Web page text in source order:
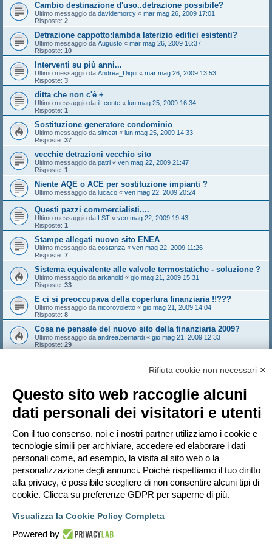
Cambio destinazione d'uso..detrazione possibile?
Ultimo messaggio da davidemorcy « mar mag 26, 2009 17:01
Risposte: 2
Detrazione cappotto:lambda laterizio edifici esistenti?
Ultimo messaggio da Augusto « mar mag 26, 2009 16:37
Risposte: 10
Interventi su più anni...
Ultimo messaggio da Andrea_Diqui « mar mag 26, 2009 13:53
Risposte: 3
ditta che non c'è +
Ultimo messaggio da il_conte « lun mag 25, 2009 16:34
Risposte: 1
Sostituzione generatore condominio
Ultimo messaggio da simcat « lun mag 25, 2009 14:33
Risposte: 37
vecchie detrazioni vecchio sito
Ultimo messaggio da patri « ven mag 22, 2009 21:47
Risposte: 1
Niente AQE o ACE per sostituzione impianti ?
Ultimo messaggio da lucaco « ven mag 22, 2009 20:24
Questi pazzi commercialisti....
Ultimo messaggio da LST « ven mag 22, 2009 19:43
Risposte: 1
Stampe allegati nuovo sito ENEA
Ultimo messaggio da costanza « ven mag 22, 2009 11:26
Risposte: 7
Sistema equivalente alle valvole termostatiche - soluzione ?
Ultimo messaggio da arkanoid « gio mag 21, 2009 15:31
Risposte: 33
E ci si preoccupava della copertura finanziaria !!???
Ultimo messaggio da nicorovoletto « gio mag 21, 2009 14:04
Risposte: 8
Cosa ne pensate del nuovo sito della finanziaria 2009?
Ultimo messaggio da andrea.bernardi « gio mag 21, 2009 12:33
Risposte: 29
gio mag 21, 2009 11:46
Bloccato
827 argomenti Pagina 1di17
1 2 3 4 5 … 17 Prossimo
Vai a
PERMESSI FORUM
Non puoiaprire nuovi argomenti
Non puoirispondere negli argomenti
Non puoi
modificare i tuoi messaggi
Non puoicancellare i tuoi messaggi
Rifiuta cookie non necessari ✕
Questo sito web raccoglie alcuni
dati personali dei visitatori e utenti
Con il tuo consenso, noi e i nostri partner utilizziamo i cookie e
tecnologie simili per archiviare, accedere ed elaborare i dati
personali come, ad esempio, la visita al sito web o la
personalizzazione degli annunci. Poiché rispettiamo il tuo diritto
alla privacy, è possibile scegliere di non consentire alcuni tipi di
cookie. Clicca su preferenze GDPR per saperne di più.
Visualizza la Cookie Policy Completa
Powered by